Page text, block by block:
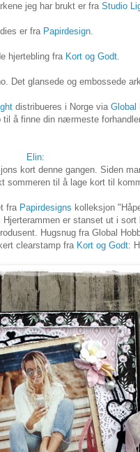
jeg har brukt er fra Studio
er fra Papirdesign.
hjertebling fra Kort og Godt.
Det glansede og embossede
distribueres i Norge via Global
til å finne din nærmeste
Elin:
kort denne gangen. Siden
sommeren til å lage kort til
fra Papirdesigns kolleksjon
er stanset ut i
Hugsnug fra Global
clearstamp fra Kort og Godt: